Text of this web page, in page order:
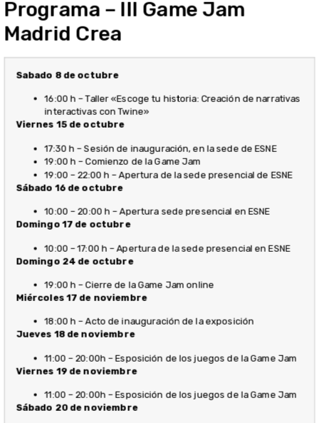
Programa – III Game Jam
Madrid Crea
Sabado 8 de octubre
16:00 h – Taller «Escoge tu historia: Creación de narrativas
interactivas con Twine»
Viernes 15 de octubre
17:30 h – Sesión de inauguración, en la sede de ESNE
19:00 h – Comienzo de la Game Jam
19:00 – 22:00 h – Apertura de la sede presencial de ESNE
Sábado 16 de octubre
10:00 – 20:00 h – Apertura sede presencial en ESNE
Domingo 17 de octubre
10:00 – 17:00 h – Apertura de la sede presencial en ESNE
Domingo 24 de octubre
19:00 h – Cierre de la Game Jam online
Miércoles 17 de noviembre
18:00 h – Acto de inauguración de la exposición
Jueves 18 de noviembre
11:00 – 20:00h – Esposición de los juegos de la Game Jam
Viernes 19 de noviembre
11:00 – 20:00h – Esposición de los juegos de la Game Jam
Sábado 20 de noviembre